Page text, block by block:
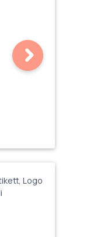
von 5 Sternen